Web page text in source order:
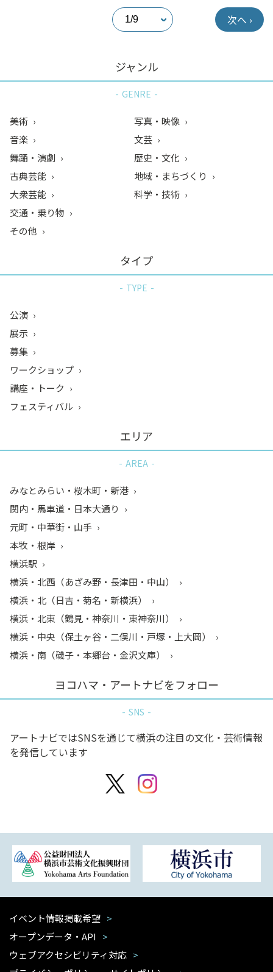
次へ ›
ジャンル
GENRE
美術
音楽
舞踊・演劇
古典芸能
大衆芸能
写真・映像
文芸
歴史・文化
地域・まちづくり
科学・技術
交通・乗り物
その他
タイプ
TYPE
公演
展示
募集
ワークショップ
講座・トーク
フェスティバル
エリア
AREA
みなとみらい・桜木町・新港
関内・馬車道・日本大通り
元町・中華街・山手
本牧・根岸
横浜駅
横浜・北西（あざみ野・長津田・中山）
横浜・北（日吉・菊名・新横浜）
横浜・北東（鶴見・神奈川・東神奈川）
横浜・中央（保土ヶ谷・二俣川・戸塚・上大岡）
横浜・南（磯子・本郷台・金沢文庫）
ヨコハマ・アートナビをフォロー
SNS
アートナビではSNSを通じて横浜の注目の文化・芸術情報
を発信しています
イベント情報掲載希望
オープンデータ・API
ウェブアクセシビリティ対応